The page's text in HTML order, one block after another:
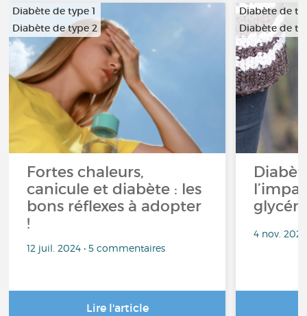
Diabète de type 1
Diabète de type 2
Fortes chaleurs,
canicule et diabète : les
bons réflexes à adopter
!
12 juil. 2024 • 5 commentaires
Lire l'article
Diabète de
Diabète de
4 nov.